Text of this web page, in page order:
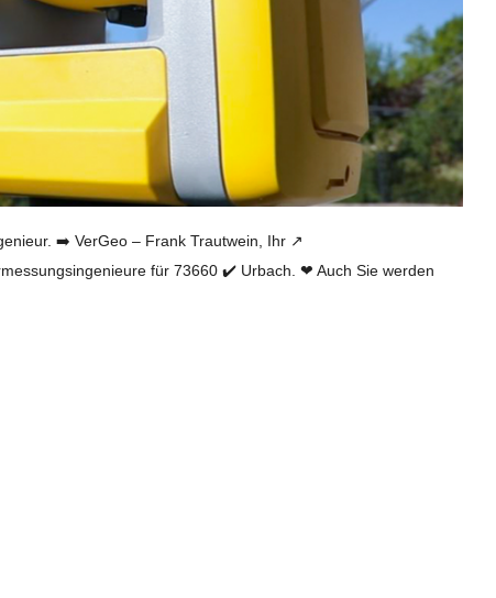
➡️ VerGeo – Frank Trautwein, Ihr ↗️
für 73660 ✔️ Urbach. ❤ Auch Sie werden